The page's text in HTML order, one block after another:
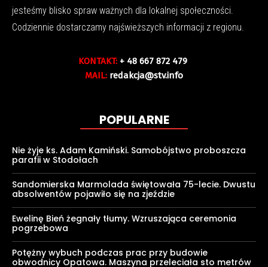
jesteśmy blisko spraw ważnych dla lokalnej społeczności.
Codziennie dostarczamy najświeższych informacji z regionu.
KONTAKT: + 48 667 872 479
MAIL: redakcja@stv.info
POPULARNE
Nie żyje ks. Adam Kamiński. Samobójstwo proboszcza
parafii w Stodołach
Sandomierska Marmolada świętowała 75-lecie. Dwustu
absolwentów pojawiło się na zjeździe
Ewelinę Bień żegnały tłumy. Wzruszająca ceremonia
pogrzebowa
Potężny wybuch podczas prac przy budowie
obwodnicy Opatowa. Maszyna przeleciała sto metrów